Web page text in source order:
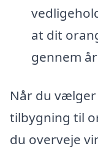
at dit
gennem
Når du
tilbygning til
du overveje